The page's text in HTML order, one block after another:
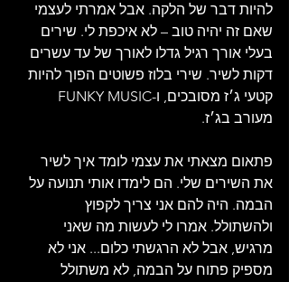
להיות דבר של הלקה. אבל אמרתי לעצמי
שאם זה יהיה טוב – לא איכפת לי. שירים
בעלי אורך רגיל גדלו לאורך של עד עשרים
דקות לשיר. שירי בלוז פשוטים הפוך להיות
מעורב בג׳ז.
פתאום מצאתי את עצמי לומד איך לשיר
את השירים שלי. הם לימדו אותי תנועה על
הבמה. היה להם אני צריך לקפוץ
ולהשתולל. אמרו לי לעשות מה שאני
מרגיש, אבל לא הרגשתי כלום... אני לא
מספיק פתוח על הבמה, לא משתולל